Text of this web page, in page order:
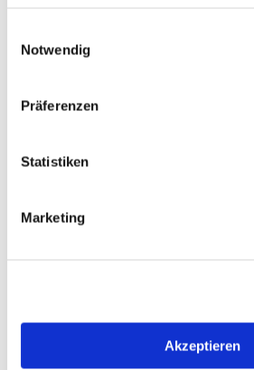
Notwendig
Präferenzen
Statistiken
Marketing
Akzeptieren
Allgemein